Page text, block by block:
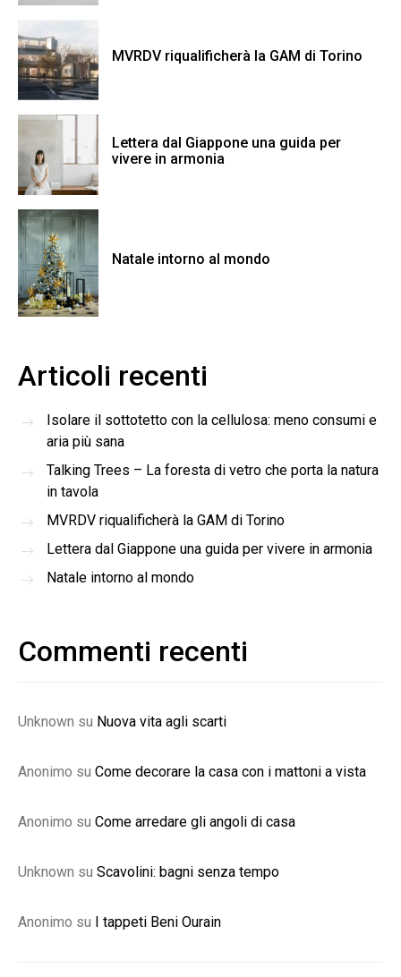
MVRDV riqualificherà la GAM di Torino
Lettera dal Giappone una guida per
vivere in armonia
Natale intorno al mondo
Articoli recenti
Isolare il sottotetto con la cellulosa: meno consumi e
aria più sana
Talking Trees – La foresta di vetro che porta la natura
in tavola
MVRDV riqualificherà la GAM di Torino
Lettera dal Giappone una guida per vivere in armonia
Natale intorno al mondo
Commenti recenti
Unknown su Nuova vita agli scarti
Anonimo su Come decorare la casa con i mattoni a vista
Anonimo su Come arredare gli angoli di casa
Unknown su Scavolini: bagni senza tempo
Anonimo su I tappeti Beni Ourain